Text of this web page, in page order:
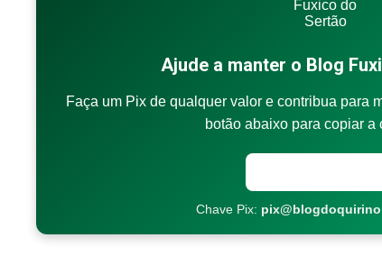
Ajude a manter o Blog
Faça um Pix de qualquer valor e contribua para
botão abaixo para copiar a
Chave Pix: